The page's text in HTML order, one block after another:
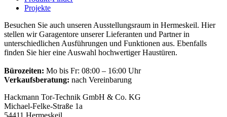
Projekte
Besuchen Sie auch unseren Ausstellungsraum in Hermeskeil. Hier
stellen wir Garagentore unserer Lieferanten und Partner in
unterschiedlichen Ausführungen und Funktionen aus. Ebenfalls
finden Sie hier eine Auswahl hochwertiger Haustüren.
Bürozeiten: Mo bis Fr: 08:00 – 16:00 Uhr
Verkaufsberatung: nach Vereinbarung
Hackmann Tor-Technik GmbH & Co. KG
Michael-Felke-Straße 1a